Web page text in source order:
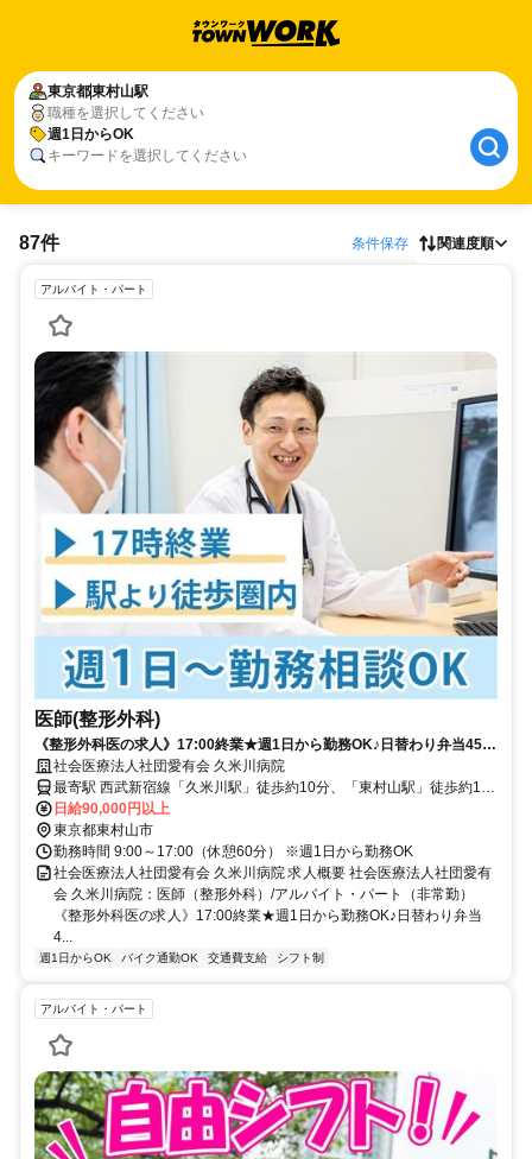
東京都東村山駅
職種を選択してください
週1日からOK
キーワードを選択してください
87件 条件保存 関連度順
アルバイト・パート
医師(整形外科)
《整形外科医の求人》17:00終業★週1日から勤務OK♪日替わり弁当450
円で注文可能★【東村山市・久米川駅/東村山駅・病院・医師（整形外
科）・非常勤】
社会医療法人社団愛有会 久米川病院
最寄駅 西武新宿線「久米川駅」徒歩約10分、「東村山駅」徒歩約12
分
日給90,000円以上
東京都東村山市
勤務時間 9:00～17:00（休憩60分） ※週1日から勤務OK
社会医療法人社団愛有会 久米川病院 求人概要 社会医療法人社団愛有
会 久米川病院：医師（整形外科）/アルバイト・パート（非常勤）
《整形外科医の求人》17:00終業★週1日から勤務OK♪日替わり弁当
4...
週1日からOK バイク通勤OK 交通費支給 シフト制
アルバイト・パート